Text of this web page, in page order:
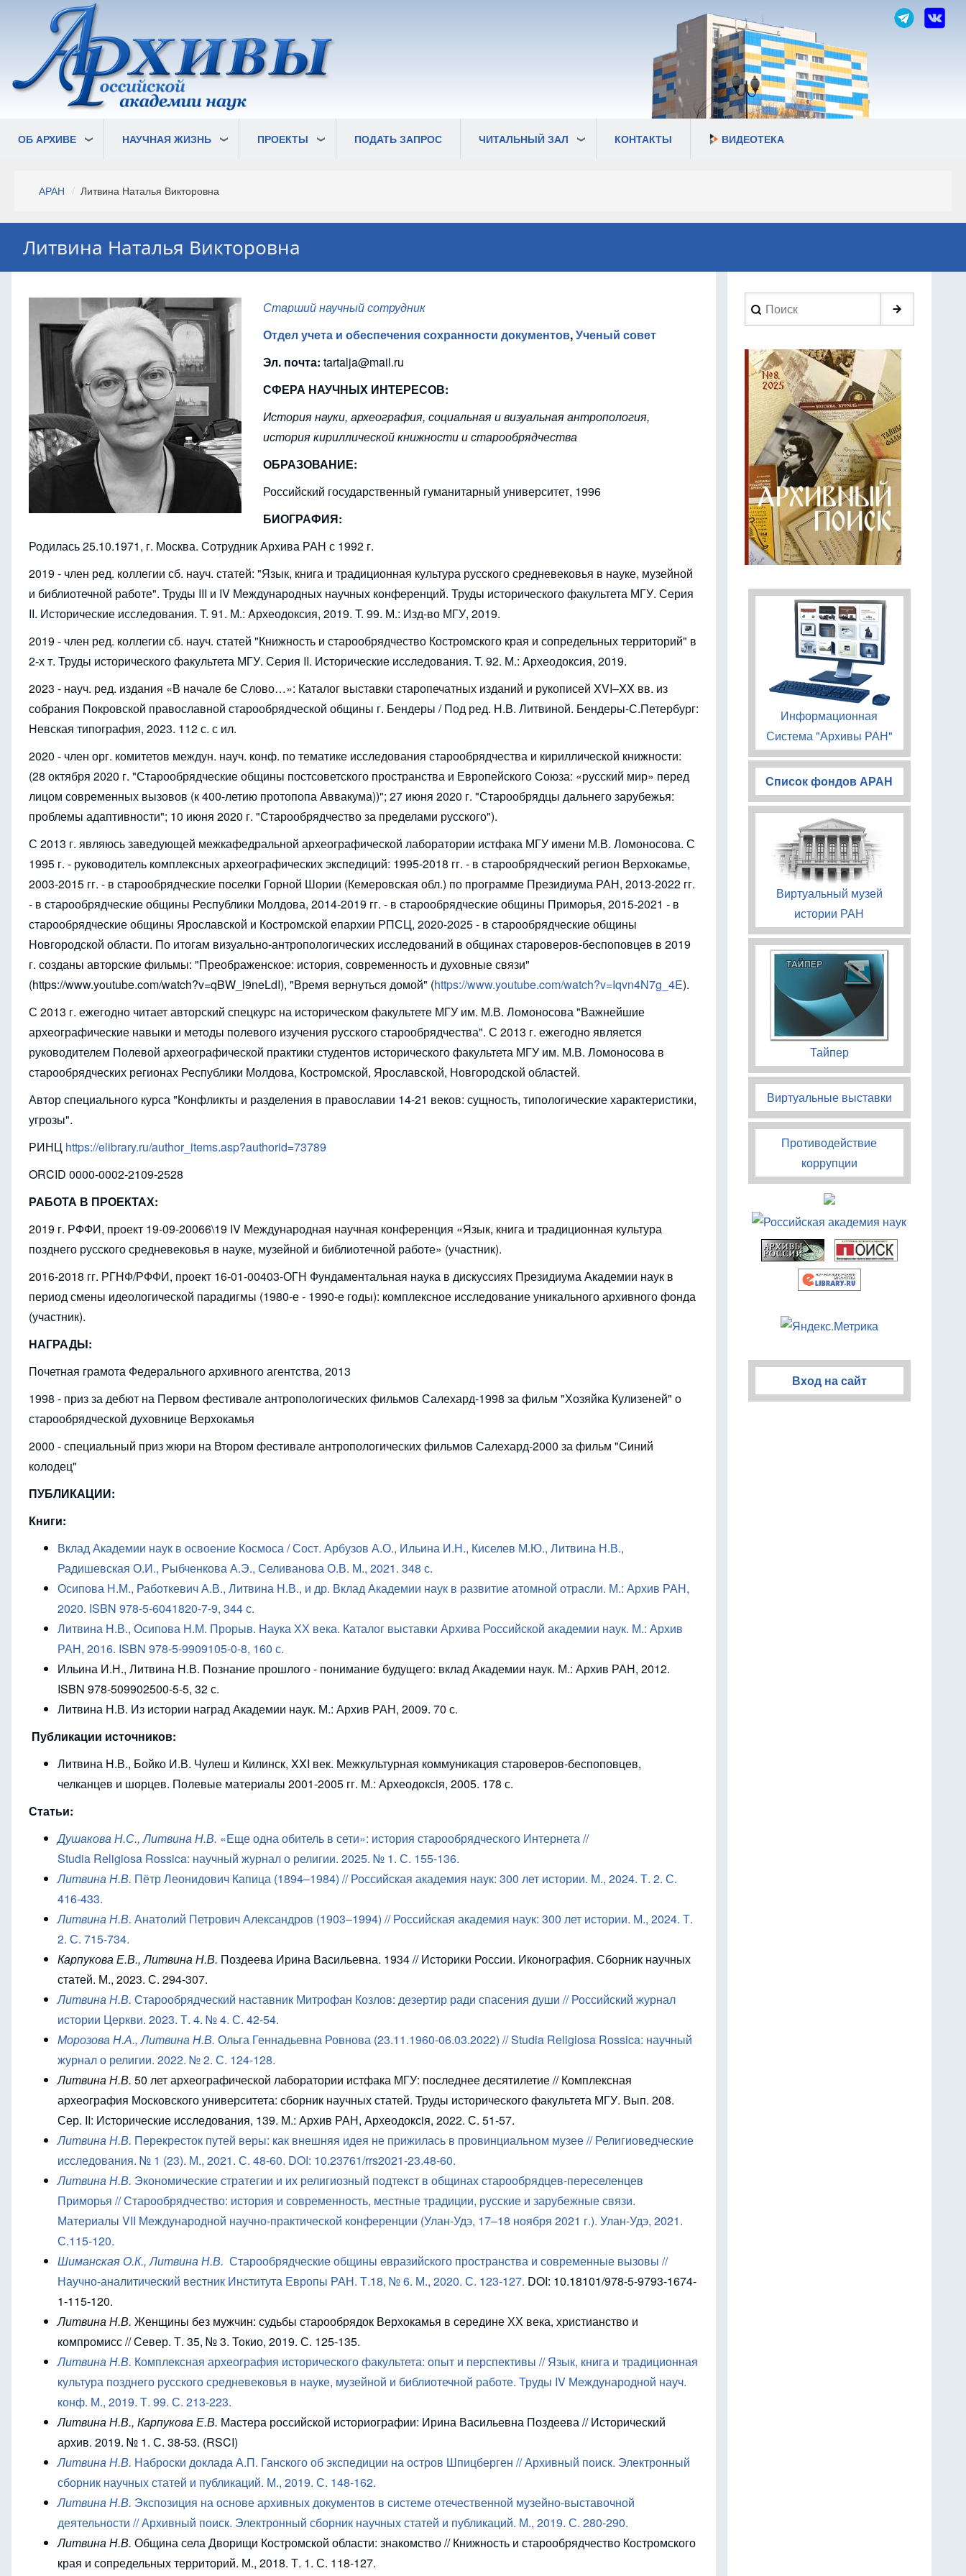
основному
содержанию
ОБ АРХИВЕ НАУЧНАЯ ЖИЗНЬ ПРОЕКТЫ ПОДАТЬ ЗАПРОС ЧИТАЛЬНЫЙ ЗАЛ КОНТАКТЫ ВИДЕОТЕКА
Строка
АРАН Литвина Наталья Викторовна
Литвина Наталья Викторовна
Старший научный сотрудник
Отдел учета и обеспечения сохранности документов,Ученый совет
Эл. почта: tartalja@mail.ru
СФЕРА НАУЧНЫХ ИНТЕРЕСОВ:
История науки, археография, социальная и визуальная антропология,
история кириллической книжности и старообрядчества
ОБРАЗОВАНИЕ:
Российский государственный гуманитарный университет, 1996
БИОГРАФИЯ:
Родилась 25.10.1971, г. Москва. Сотрудник Архива РАН с 1992 г.
2019 - член ред. коллегии сб. науч. статей: "Язык, книга и традиционная культура русского средневековья в науке, музейной
и библиотечной работе". Труды III и IV Международных научных конференций. Труды исторического факультета МГУ. Серия
II. Исторические исследования. T. 91. М.: Aрхеодоксия, 2019. T. 99. М.: Изд-во МГУ, 2019.
2019 - член ред. коллегии сб. науч. статей "Книжность и старообрядчество Костромского края и сопредельных территорий" в
2-х т. Труды исторического факультета МГУ. Серия II. Исторические исследования. T. 92. М.: Aрхеодоксия, 2019.
2023 - науч. ред. издания «В начале бе Слово…»: Каталог выставки старопечатных изданий и рукописей XVI–XX вв. из
собрания Покровской православной старообрядческой общины г. Бендеры / Под ред. Н.В. Литвиной. Бендеры-С.Петербург:
Невская типография, 2023. 112 с. с ил.
2020 - член орг. комитетов междун. науч. конф. по тематике исследования старообрядчества и кириллической книжности:
(28 октября 2020 г. "Старообрядческие общины постсоветского пространства и Европейского Союза: «русский мир» перед
лицом современных вызовов (к 400-летию протопопа Аввакума))"; 27 июня 2020 г. "Старообрядцы дальнего зарубежья:
проблемы адаптивности"; 10 июня 2020 г. "Старообрядчество за пределами русского").
С 2013 г. являюсь заведующей межкафедральной археографической лаборатории истфака МГУ имени М.В. Ломоносова. С
1995 г. - руководитель комплексных археографических экспедиций: 1995-2018 гг. - в старообрядческий регион Верхокамье,
2003-2015 гг. - в старообрядческие поселки Горной Шории (Кемеровская обл.) по программе Президиума РАН, 2013-2022 гг.
- в старообрядческие общины Республики Молдова, 2014-2019 гг. - в старообрядческие общины Приморья, 2015-2021 - в
старообрядческие общины Ярославской и Костромской епархии РПСЦ, 2020-2025 - в старообрядческие общины
Новгородской области. По итогам визуально-антропологических исследований в общинах староверов-беспоповцев в 2019
г. созданы авторские фильмы: "Преображенское: история, современность и духовные связи"
(https://www.youtube.com/watch?v=qBW_l9neLdI), "Время вернуться домой" (https://www.youtube.com/watch?v=Iqvn4N7g_4E).
С 2013 г. ежегодно читает авторский спецкурс на историческом факультете МГУ им. М.В. Ломоносова "Важнейшие
археографические навыки и методы полевого изучения русского старообрядчества". С 2013 г. ежегодно является
руководителем Полевой археографической практики студентов исторического факультета МГУ им. М.В. Ломоносова в
старообрядческих регионах Республики Молдова, Костромской, Ярославской, Новгородской областей.
Автор специального курса "Конфликты и разделения в православии 14-21 веков: сущность, типологические характеристики,
угрозы".
РИНЦ https://elibrary.ru/author_items.asp?authorid=73789
ORCID 0000-0002-2109-2528
РАБОТА В ПРОЕКТАХ:
2019 г. РФФИ, проект 19-09-20066\19 IV Международная научная конференция «Язык, книга и традиционная культура
позднего русского средневековья в науке, музейной и библиотечной работе» (участник).
2016-2018 гг. РГНФ/РФФИ, проект 16-01-00403-ОГН Фундаментальная наука в дискуссиях Президиума Академии наук в
период смены идеологической парадигмы (1980-е - 1990-е годы): комплексное исследование уникального архивного фонда
(участник).
НАГРАДЫ:
Почетная грамота Федерального архивного агентства, 2013
1998 - приз за дебют на Первом фестивале антропологических фильмов Салехард-1998 за фильм "Хозяйка Кулизеней" о
старообрядческой духовнице Верхокамья
2000 - специальный приз жюри на Втором фестивале антропологических фильмов Салехард-2000 за фильм "Синий
колодец"
ПУБЛИКАЦИИ:
Книги:
Вклад Академии наук в освоение Космоса / Сост. Арбузов А.О., Ильина И.Н., Киселев М.Ю., Литвина Н.В.,
Радишевская О.И., Рыбченкова А.Э., Селиванова О.В. М., 2021. 348 с.
Осипова Н.М., Работкевич А.В., Литвина Н.В., и др. Вклад Академии наук в развитие атомной отрасли. М.: Архив РАН,
2020. ISBN 978-5-6041820-7-9, 344 с.
Литвина Н.В., Осипова Н.М. Прорыв. Наука ХХ века. Каталог выставки Архива Российской академии наук. М.: Архив
РАН, 2016. ISBN 978-5-9909105-0-8, 160 с.
Ильина И.Н., Литвина Н.В. Познание прошлого - понимание будущего: вклад Академии наук. М.: Архив РАН, 2012.
ISBN 978-509902500-5-5, 32 с.
Литвина Н.В. Из истории наград Академии наук. М.: Архив РАН, 2009. 70 с.
Публикации источников:
Литвина Н.В., Бойко И.В. Чулеш и Килинск, XXI век. Межкультурная коммуникация староверов-беспоповцев,
челканцев и шорцев. Полевые материалы 2001-2005 гг. М.: Археодоксiя, 2005. 178 с.
Статьи:
Душакова Н.С., Литвина Н.В. «Еще одна обитель в сети»: история старообрядческого Интернета //
Studia Religiosa Rossica: научный журнал о религии. 2025. № 1. С. 155-136.
Литвина Н.В. Пётр Леонидович Капица (1894–1984) //Российская академия наук: 300 лет истории. М., 2024. Т. 2. С.
416-433.
Литвина Н.В. Анатолий Петрович Александров (1903–1994) //Российская академия наук: 300 лет истории. М., 2024. Т.
2. С. 715-734.
Карпукова Е.В., Литвина Н.В. Поздеева Ирина Васильевна. 1934 // Историки России. Иконография. Сборник научных
статей. М., 2023. С. 294-307.
Литвина Н.В. Старообрядческий наставник Митрофан Козлов: дезертир ради спасения души // Российский журнал
истории Церкви. 2023. Т. 4. № 4. С. 42-54.
Морозова Н.А., Литвина Н.В. Ольга Геннадьевна Ровнова (23.11.1960-06.03.2022) //Studia Religiosa Rossica: научный
журнал о религии. 2022. № 2. С. 124-128.
Литвина Н.В. 50 лет археографической лаборатории истфака МГУ: последнее десятилетие // Комплексная
археография Московского университета: сборник научных статей. Труды исторического факультета МГУ. Вып. 208.
Сер. II: Исторические исследования, 139. М.: Архив РАН, Археодоксiя, 2022. С. 51-57.
Литвина Н.В. Перекресток путей веры: как внешняя идея не прижилась в провинциальном музее // Религиоведческие
исследования. № 1 (23). М., 2021. С. 48-60. DOI: 10.23761/rrs2021-23.48-60.
Литвина Н.В. Экономические стратегии и их религиозный подтекст в общинах старообрядцев-переселенцев
Приморья // Старообрядчество: история и современность, местные традиции, русские и зарубежные связи.
Материалы VII Международной научно-практической конференции (Улан-Удэ, 17–18 ноября 2021 г.). Улан-Удэ, 2021.
С.115-120.
Шиманская О.К., Литвина Н.В. Старообрядческие общины евразийского пространства и современные вызовы //
Научно-аналитический вестник Института Европы РАН. Т.18, № 6. М., 2020. С. 123-127. DOI: 10.18101/978-5-9793-1674-
1-115-120.
Литвина Н.В. Женщины без мужчин: судьбы старообрядок Верхокамья в середине ХХ века, христианство и
компромисс // Север. Т. 35, № 3. Токио, 2019. С. 125-135.
Литвина Н.В. Комплексная археография исторического факультета: опыт и перспективы // Язык, книга и традиционная
культура позднего русского средневековья в науке, музейной и библиотечной работе. Труды IV Международной науч.
конф. М., 2019. Т. 99. С. 213-223.
Литвина Н.В., Карпукова Е.В. Мастера российской историографии: Ирина Васильевна Поздеева // Исторический
архив. 2019. № 1. С. 38-53. (RSCI)
Литвина Н.В. Наброски доклада А.П. Ганского об экспедиции на остров Шпицберген // Архивный поиск. Электронный
сборник научных статей и публикаций. М., 2019. С. 148-162.
Литвина Н.В. Экспозиция на основе архивных документов в системе отечественной музейно-выставочной
деятельности // Архивный поиск. Электронный сборник научных статей и публикаций. М., 2019. С. 280-290.
Литвина Н.В. Община села Дворищи Костромской области: знакомство // Книжность и старообрядчество Костромского
края и сопредельных территорий. М., 2018. Т. 1. С. 118-127.
Search
Информационная
Система "Архивы РАН"
Список фондов АРАН
Виртуальный музей
истории РАН
Тайпер
Виртуальные выставки
Противодействие
коррупции
Вход на сайт